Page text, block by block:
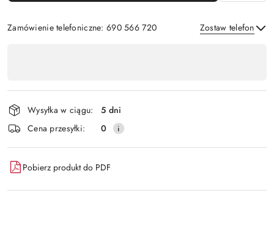
Zamówienie telefoniczne: 690 566 720 Zostaw telefon
płatność
i
dostawa
Wysyłka w ciągu:
5 dni
Cena przesyłki:
0
Pobierz produkt do PDF